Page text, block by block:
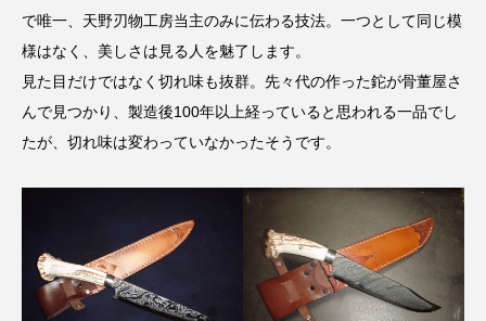
で唯一、天野刃物工房当主のみに伝わる技法。一つとして同じ模
様はなく、美しさは見る人を魅了します。
見た目だけではなく切れ味も抜群。先々代の作った鉈が骨董屋さ
んで見つかり、製造後100年以上経っていると思われる一品でし
たが、切れ味は変わっていなかったそうです。